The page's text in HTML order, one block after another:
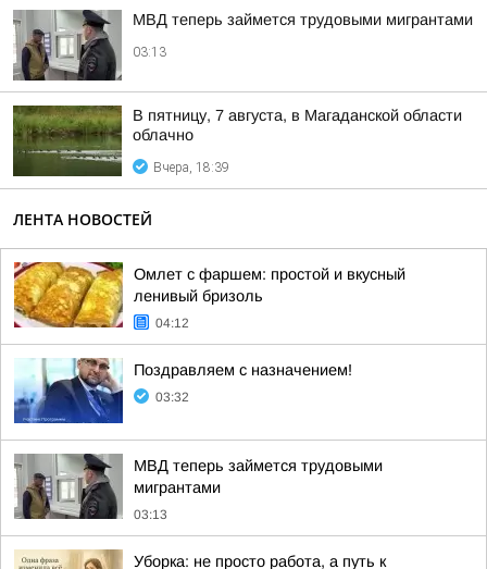
МВД теперь займется трудовыми мигрантами
03:13
В пятницу, 7 августа, в Магаданской области
облачно
Вчера, 18:39
ЛЕНТА НОВОСТЕЙ
Омлет с фаршем: простой и вкусный
ленивый бризоль
04:12
Поздравляем с назначением!
03:32
МВД теперь займется трудовыми
мигрантами
03:13
Уборка: не просто работа, а путь к